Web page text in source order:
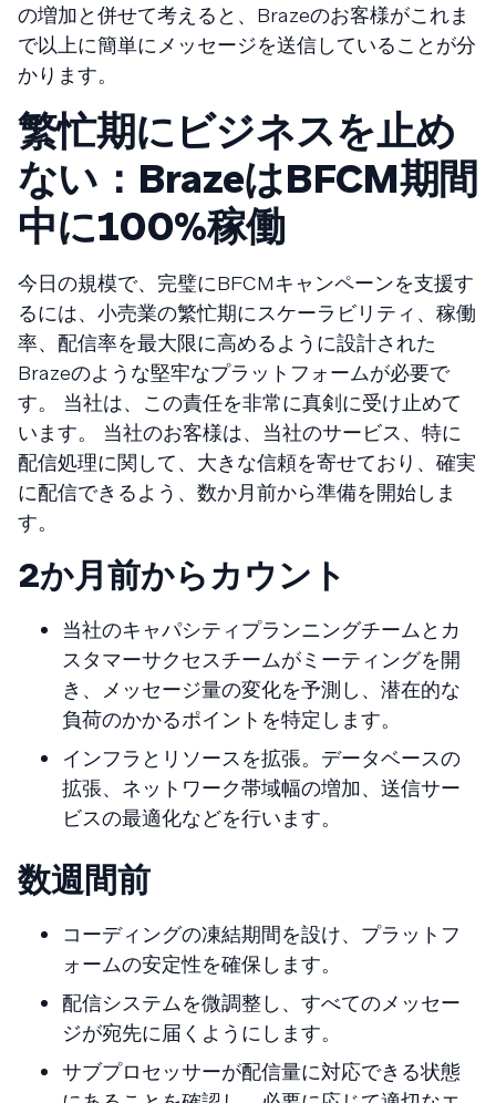
の増加と併せて考えると、Brazeのお客様がこれま
で以上に簡単にメッセージを送信していることが分
かります。
繁忙期にビジネスを止め
ない：BrazeはBFCM期間
中に100%稼働
今日の規模で、完璧にBFCMキャンペーンを支援す
るには、小売業の繁忙期にスケーラビリティ、稼働
率、配信率を最大限に高めるように設計された
Brazeのような堅牢なプラットフォームが必要で
す。 当社は、この責任を非常に真剣に受け止めて
います。 当社のお客様は、当社のサービス、特に
配信処理に関して、大きな信頼を寄せており、確実
に配信できるよう、数か月前から準備を開始しま
す。
2か月前からカウント
当社のキャパシティプランニングチームとカ
スタマーサクセスチームがミーティングを開
き、メッセージ量の変化を予測し、潜在的な
負荷のかかるポイントを特定します。
インフラとリソースを拡張。データベースの
拡張、ネットワーク帯域幅の増加、送信サー
ビスの最適化などを行います。
数週間前
コーディングの凍結期間を設け、プラットフ
ォームの安定性を確保します。
配信システムを微調整し、すべてのメッセー
ジが宛先に届くようにします。
サブプロセッサーが配信量に対応できる状態